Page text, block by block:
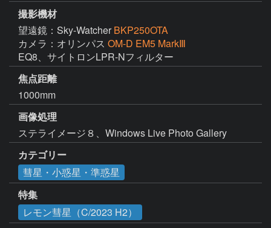
撮影機材
望遠鏡：Sky-Watcher BKP250OTA
カメラ：オリンパス OM-D EM5 MarkⅢ
EQ8、サイトロンLPR-Nフィルター
焦点距離
1000mm
画像処理
ステライメージ８、Windows Live Photo Gallery
カテゴリー
彗星・小惑星・準惑星
特集
レモン彗星（C/2023 H2）